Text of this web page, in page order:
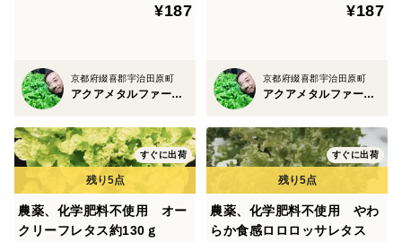
¥187
京都府綴喜郡宇治田原町
アクアメタルファーム ゆらレタ
¥187
京都府綴喜郡宇治田原町
アクアメタルファーム ゆらレタ
すぐに出荷
農薬、化学肥料不使用 オー
クリーフレタス約130ｇ
すぐに出荷
農薬、化学肥料不使用 やわ
らか食感ロロロッサレタス